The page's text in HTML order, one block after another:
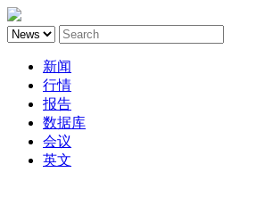
新闻
行情
报告
数据库
会议
英文